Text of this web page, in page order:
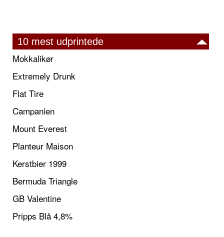
10 mest udprintede
Mokkalikør
Extremely Drunk
Flat Tire
Campanien
Mount Everest
Planteur Maison
Kerstbier 1999
Bermuda Triangle
GB Valentine
Pripps Blå 4,8%